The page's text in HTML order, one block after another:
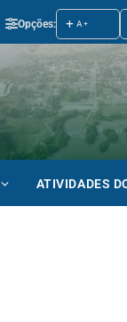
Opções: A+
ATIVIDADES